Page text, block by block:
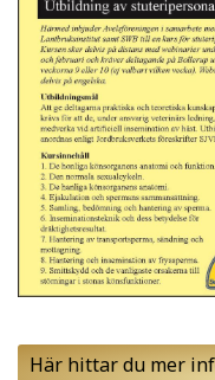
Här hittar du mer